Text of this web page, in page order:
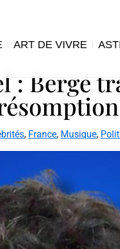
ART DE VIVRE
: Bergé
, France, Musique,